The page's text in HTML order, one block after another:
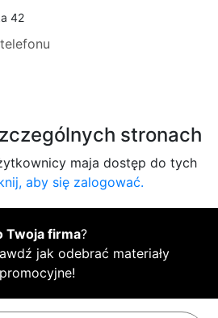
42
stronach
maja dostęp do tych
aby się zalogować.
Twoja firma?
jak odebrać materiały
promocyjne!